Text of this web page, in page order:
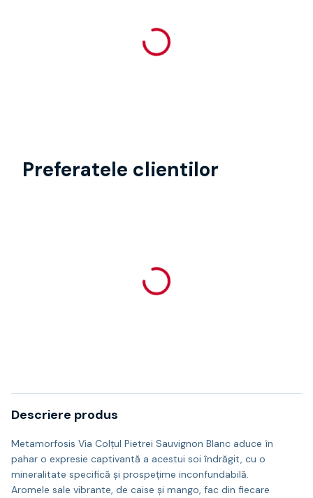
Preferatele clientilor
Descriere produs
Metamorfosis Via Colțul Pietrei Sauvignon Blanc aduce în
pahar o expresie captivantă a acestui soi îndrăgit, cu o
mineralitate specifică și prospețime inconfundabilă.
Aromele sale vibrante, de caise și mango, fac din fiecare